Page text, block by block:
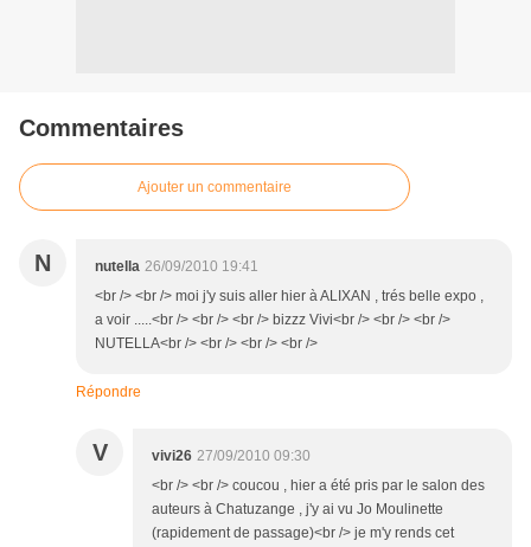
Commentaires
Ajouter un commentaire
N nutella 26/09/2010 19:41
<br /> <br /> moi j'y suis aller hier à ALIXAN , trés belle expo ,
a voir .....<br /> <br /> <br /> bizzz Vivi<br /> <br /> <br />
NUTELLA<br /> <br /> <br /> <br />
Répondre
V vivi26 27/09/2010 09:30
<br /> <br /> coucou , hier a été pris par le salon des
auteurs à Chatuzange , j'y ai vu Jo Moulinette
(rapidement de passage)<br /> je m'y rends cet